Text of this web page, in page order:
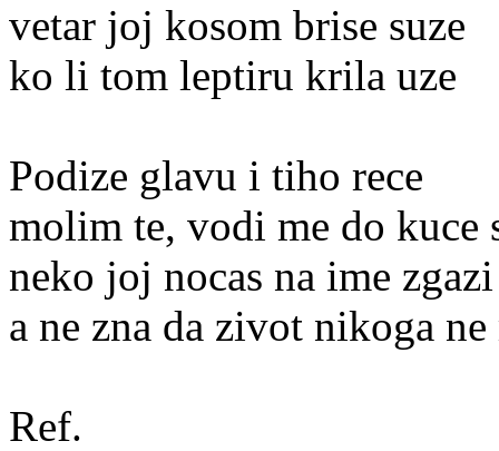
vetar joj kosom brise suze
ko li tom leptiru krila uze
Podize glavu i tiho rece
molim te, vodi me do kuce
neko joj nocas na ime zgazi
a ne zna da zivot nikoga ne
Ref.